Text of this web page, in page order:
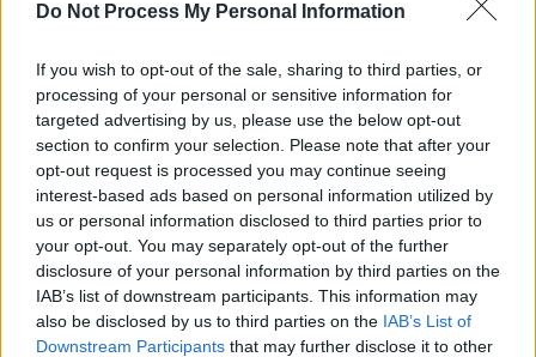
Do Not Process My Personal Information
If you wish to opt-out of the sale, sharing to third parties, or
processing of your personal or sensitive information for
targeted advertising by us, please use the below opt-out
section to confirm your selection. Please note that after your
opt-out request is processed you may continue seeing
interest-based ads based on personal information utilized by
us or personal information disclosed to third parties prior to
your opt-out. You may separately opt-out of the further
disclosure of your personal information by third parties on the
IAB’s list of downstream participants. This information may
also be disclosed by us to third parties on the IAB’s List of
Downstream Participants that may further disclose it to other
PNL
AUR
UDMR
PMP (Tomac)
Forța Dreptei (L. Orban)
PNȚMM
REPER
SENS
SOS (Șoșoacă)